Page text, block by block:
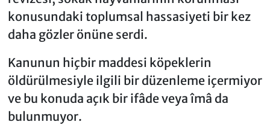
konusundaki toplumsal hassasiyeti bir kez
daha gözler önüne serdi.
Kanunun hiçbir maddesi köpeklerin
öldürülmesiyle ilgili bir düzenleme içermiyor
ve bu konuda açık bir ifâde veya îmâ da
bulunmuyor.